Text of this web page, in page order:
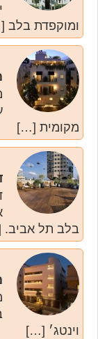
ומוקפדת בלב
מקומית […]
בלב תל
וינטג׳ […]